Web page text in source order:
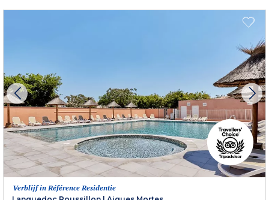
Verblijf in Référence Residentie